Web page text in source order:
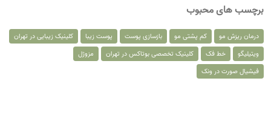
برچسب های محبوب
درمان ریزش مو کم پشتی مو بازسازی پوست پوست زیبا
کلینیک زیبایی در تهران
ویتیلیگو
خط فک کلینیک تخصصی بوتاکس در تهران
مزوژل
فیشیال صورت در ونک